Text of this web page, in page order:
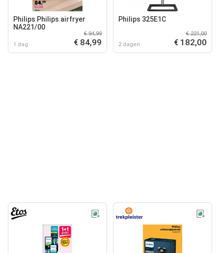
Philips Philips airfryer
NA221/00
1 dag
€ 94,99
€ 84,99
Philips 325E1C
2 dagen
€ 221,00
€ 182,00